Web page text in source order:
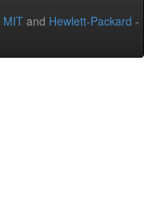
MIT and Hewlett-Packard -